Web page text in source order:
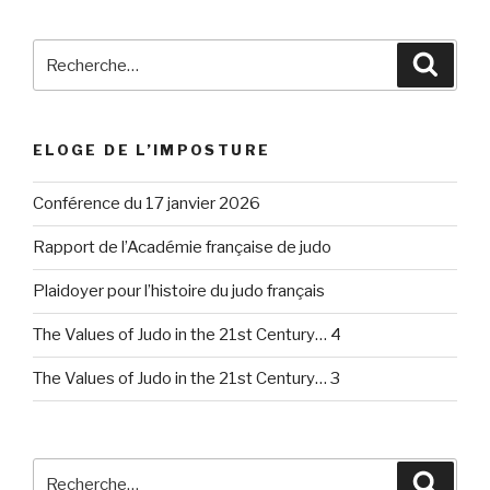
pour
ELOGE DE L’IMPOSTURE
Conférence du 17 janvier 2026
Rapport de l’Académie française de judo
Plaidoyer pour l’histoire du judo français
The Values of Judo in the 21st Century… 4
The Values of Judo in the 21st Century… 3